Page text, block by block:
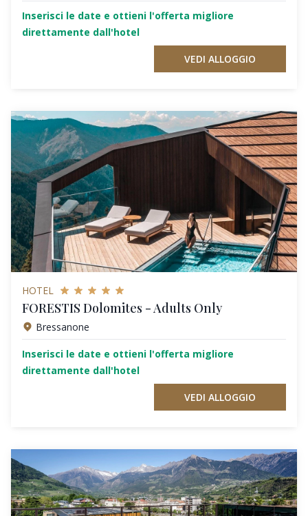
Inserisci le date e ottieni l'offerta migliore
direttamente dall'hotel
VEDI ALLOGGIO
HOTEL
FORESTIS Dolomites - Adults Only
Bressanone
Inserisci le date e ottieni l'offerta migliore
direttamente dall'hotel
VEDI ALLOGGIO